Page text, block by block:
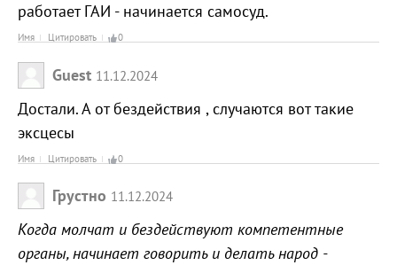
работает ГАИ - начинается самосуд.
Имя Цитировать 0
Guest 11.12.2024
Достали. А от бездействия , случаются вот такие
эксцесы
Имя Цитировать 0
Грустно 11.12.2024
Когда молчат и бездействуют компетентные
органы, начинает говорить и делать народ -